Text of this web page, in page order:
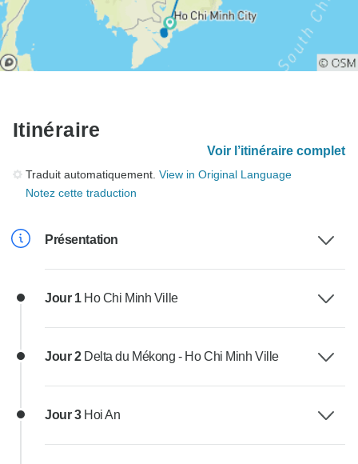
Itinéraire
Voir l’itinéraire complet
Traduit automatiquement. View in Original Language
Notez cette traduction
Présentation
Jour 1 Ho Chi Minh Ville
Jour 2 Delta du Mékong - Ho Chi Minh Ville
Jour 3 Hoi An